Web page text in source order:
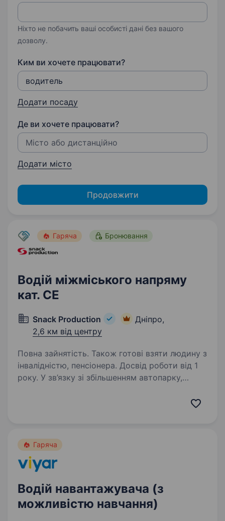
Ніхто не побачить ваші особисті дані без вашого
дозволу.
Ким ви хочете працювати?
Додати посаду
Де ви хочете працювати?
Додати місто
Продовжити
Гаряча Бронювання
Водій міжміського напряму
кат. СЕ
Snack Production
Дніпро,
2,6 км від центру
Повна зайнятість. Також готові взяти людину з
інвалідністю, пенсіонера. Досвід роботи від 1
року. У зв’язку зі збільшенням автопарку,
перевезення продуктів…
Гаряча
Водій навантажувача (з
можливістю навчання)